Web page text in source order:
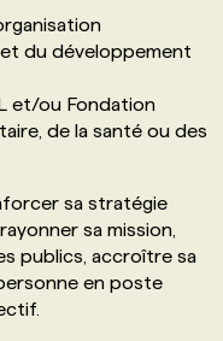
du développement
et/ou Fondation
de la santé ou des
sa stratégie
sa mission,
publics, accroître sa
en poste